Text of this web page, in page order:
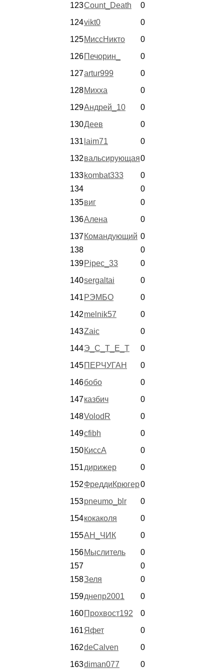
123Count_Death
0
124vikt0
0
125МиссНикто
0
126Печорин_
0
127artur999
0
128Михха
0
129Андрей_10
0
130Деев
0
131 laim71
0
132вальсирующая0
133kombat333
0
134
0
135виг
0
136Алена
0
137Командующий 0
138
0
139Pipec_33
0
140sergaltai
0
141 РЭМБО
0
142melnik57
0
143Zaic
0
144Э_С_Т_Е_Т
0
145ПЕРЧУГАН
0
146бобо
0
147казбич
0
148VolodR
0
149cfibh
0
150КиссА
0
151дирижер
0
152ФреддиКрюгер0
153pneumo_blr
0
154кокаколя
0
155АН_ЧИК
0
156Мыслитель
0
157
0
158Зеля
0
159днепр2001
0
160Прохвост192
0
161Яфет
0
162deCalven
0
163diman077
0